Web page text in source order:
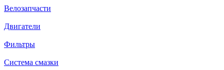
Велозапчасти
Двигатели
Фильтры
Система смазки